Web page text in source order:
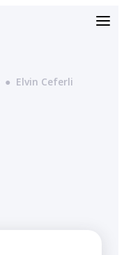
● Elvin Ceferli